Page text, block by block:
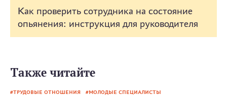
Как проверить сотрудника на состояние
опьянения: инструкция для руководителя
Также читайте
ТРУДОВЫЕ ОТНОШЕНИЯ МОЛОДЫЕ СПЕЦИАЛИСТЫ